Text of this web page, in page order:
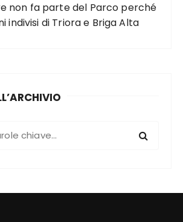
non fa parte del Parco perché
indivisi di Triora e Briga Alta